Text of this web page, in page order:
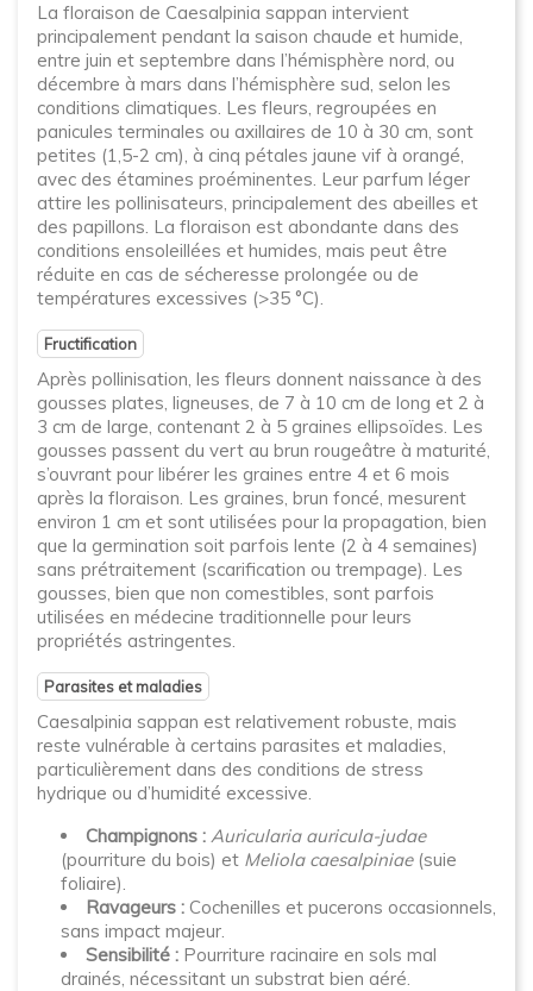
La floraison de Caesalpinia sappan intervient
principalement pendant la saison chaude et humide,
entre juin et septembre dans l’hémisphère nord, ou
décembre à mars dans l’hémisphère sud, selon les
conditions climatiques. Les fleurs, regroupées en
panicules terminales ou axillaires de 10 à 30 cm, sont
petites (1,5-2 cm), à cinq pétales jaune vif à orangé,
avec des étamines proéminentes. Leur parfum léger
attire les pollinisateurs, principalement des abeilles et
des papillons. La floraison est abondante dans des
conditions ensoleillées et humides, mais peut être
réduite en cas de sécheresse prolongée ou de
températures excessives (>35 °C).
Fructification
Après pollinisation, les fleurs donnent naissance à des
gousses plates, ligneuses, de 7 à 10 cm de long et 2 à
3 cm de large, contenant 2 à 5 graines ellipsoïdes. Les
gousses passent du vert au brun rougeâtre à maturité,
s’ouvrant pour libérer les graines entre 4 et 6 mois
après la floraison. Les graines, brun foncé, mesurent
environ 1 cm et sont utilisées pour la propagation, bien
que la germination soit parfois lente (2 à 4 semaines)
sans prétraitement (scarification ou trempage). Les
gousses, bien que non comestibles, sont parfois
utilisées en médecine traditionnelle pour leurs
propriétés astringentes.
Parasites et maladies
Caesalpinia sappan est relativement robuste, mais
reste vulnérable à certains parasites et maladies,
particulièrement dans des conditions de stress
hydrique ou d’humidité excessive.
Champignons : Auricularia auricula-judae
(pourriture du bois) et Meliola caesalpiniae(suie
foliaire).
Ravageurs : Cochenilles et pucerons occasionnels,
sans impact majeur.
Sensibilité : Pourriture racinaire en sols mal
drainés, nécessitant un substrat bien aéré.